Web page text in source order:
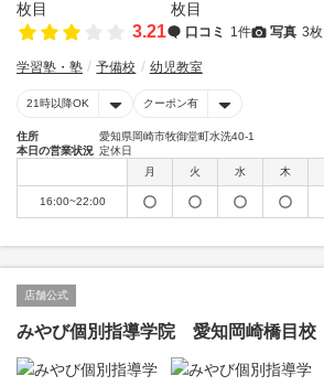
3.21 口コミ 1件 写真 3枚
学習塾・塾 予備校 幼児教室
21時以降OK クーポン有
住所
愛知県岡崎市牧御堂町水洗40-1
本日の営業状況 定休日
月
火 水 木
16:00~22:00
店舗公式
みやび個別指導学院 愛知岡崎橋目校